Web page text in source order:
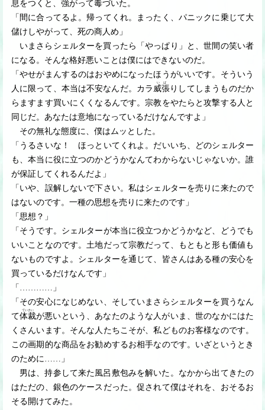
息をつくと、強がって毒づいた。
「間に合ってるよ。帰ってくれ。まったく、パニックに乗じて大
儲けしやがって、死の商人め」
いまさらシェルターを買ったら「やっぱり」と、世間の笑い者
になる。そんな格好悪いことは僕にはできないのだ。
「やせがまんするのはおやめになったほうがいいです。そういう
人に限って、本当は不安なんだ。カラ 威張
いば
りしてしまうものだか
らますます買いにくくなるんです。宗教をやたらと攻撃する人と
同じだ。あなたは意地になっているだけなんですよ」
その無礼な態度に、僕はムッとした。
「うるさいな！ ほっといてくれよ。だいいち、どのシェルター
も、本当に役に立つのかどうかなんてわからないじゃないか。誰
が保証してくれるんだよ」
「いや、誤解しないで下さい。私はシェルターを売りに来たので
はないのです。一種の思想を売りに来たのです」
「思想？」
「そうです。シェルターが本当に役立つかどうかなど、どうでも
いいことなのです。土地だって宗教だって、もともと形も価値も
ないものですよ。シェルターを通じて、皆さんはある種の安心を
買っているだけなんです」
「
」
「その安心になじめない、そしていまさらシェルターを買うなん
て体裁
ていさい
が悪いという、あなたのような人がいま、世のなかにはた
くさんいます。そんな人たちこそが、私どものお客様なのです。
この画期的な商品をお勧めするお相手なのです。いざというとき
のために
」
男は、持参して来た風呂敷包みを解いた。なかから出てきたの
はただの、銀色のケースだった。促されて僕はそれを、おそるお
そる開けてみた。